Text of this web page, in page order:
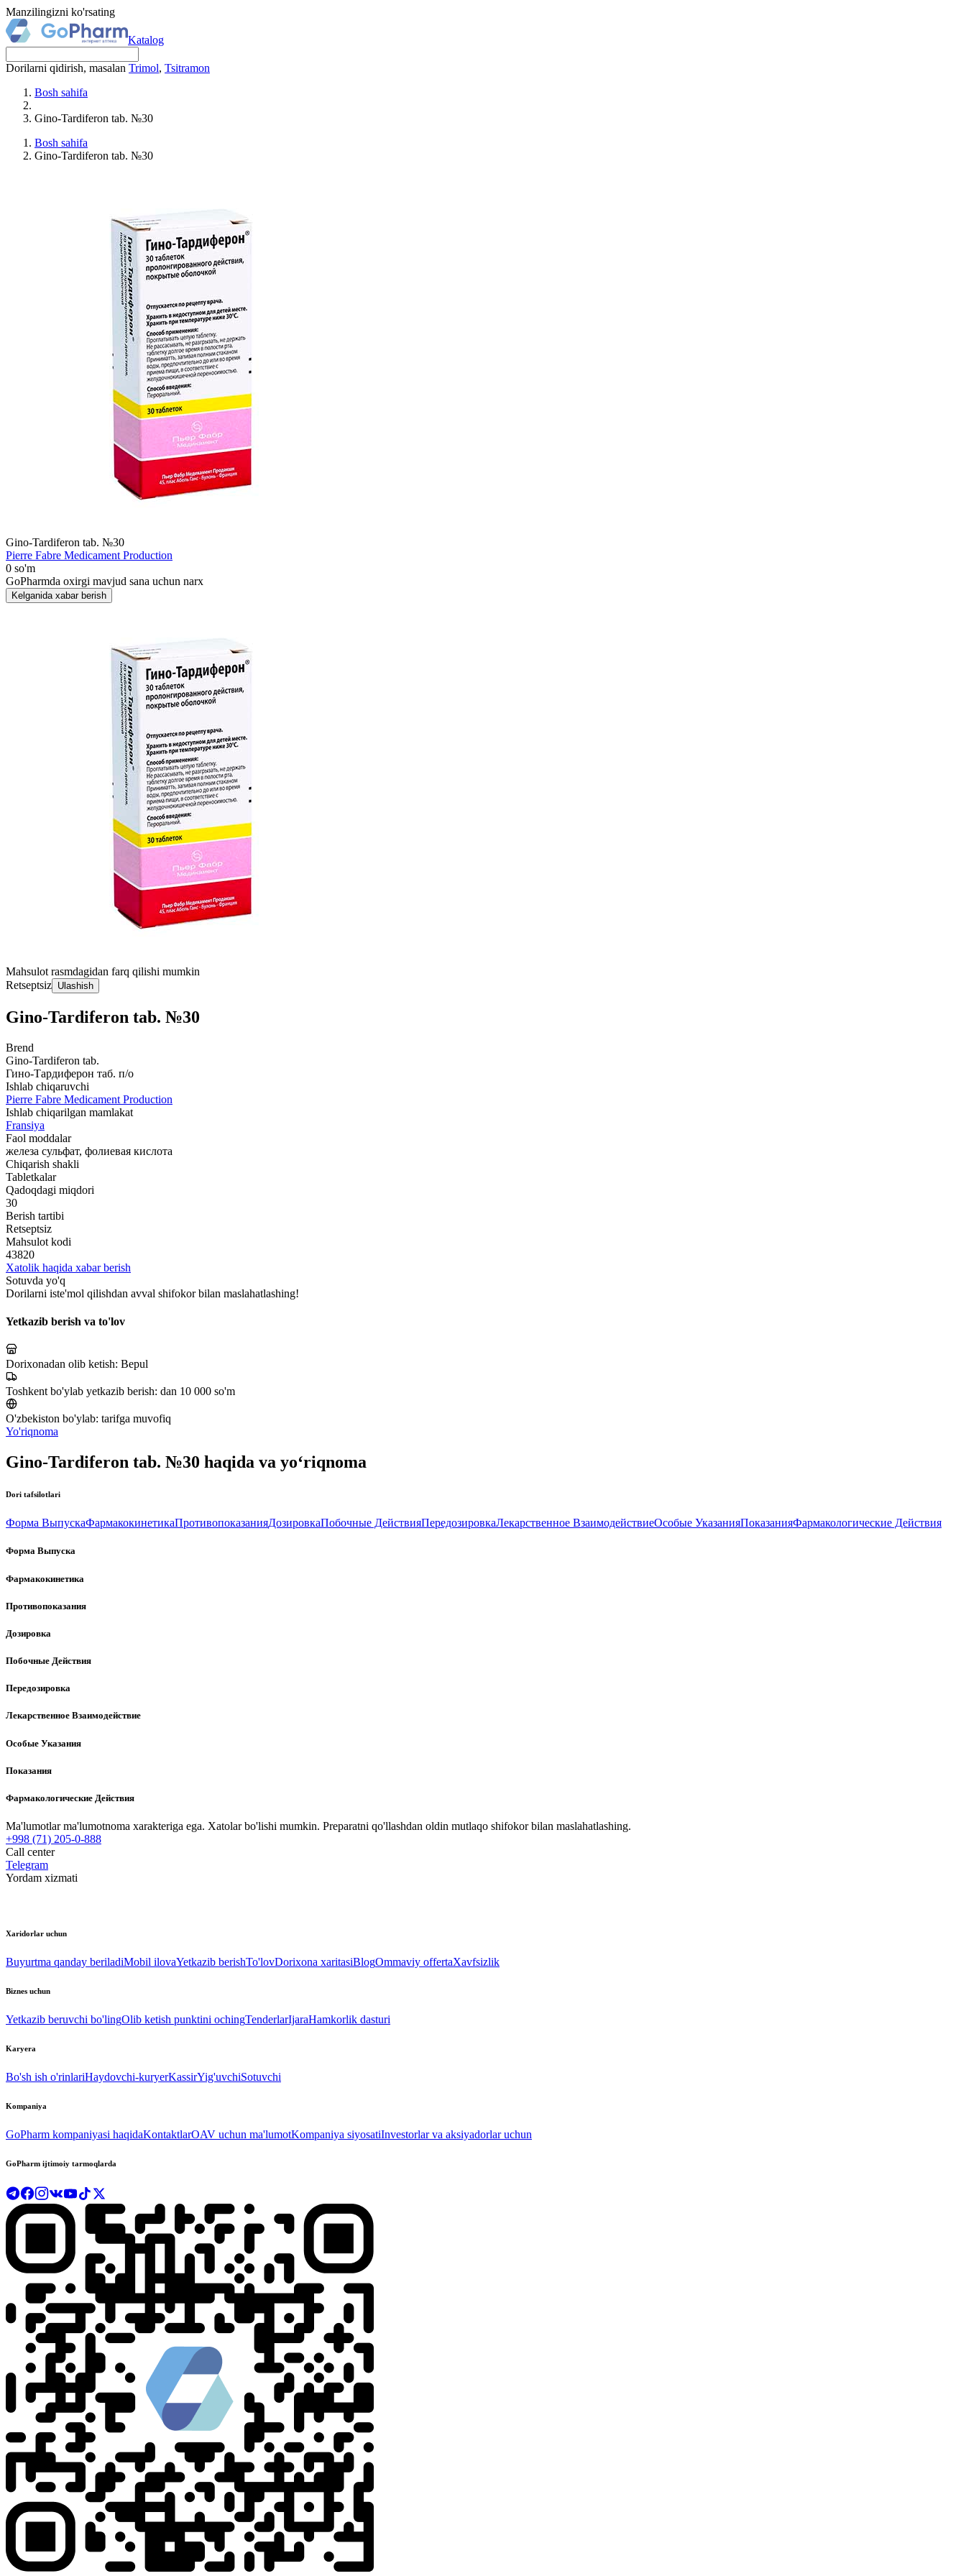
Manzilingizni ko'rsating
Katalog
Dorilarni qidirish, masalan Trimol, Tsitramon
Bosh sahifa
Gino-Tardiferon tab. №30
Bosh sahifa
Gino-Tardiferon tab. №30
Gino-Tardiferon tab. №30
Pierre Fabre Medicament Production
0 so'm
GoPharmda oxirgi mavjud sana uchun narx
Kelganida xabar berish
Mahsulot rasmdagidan farq qilishi mumkin
Retseptsiz Ulashish
Gino-Tardiferon tab. №30
Brend
Gino-Tardiferon tab.
Гино-Тардиферон таб. п/о
Ishlab chiqaruvchi
Pierre Fabre Medicament Production
Ishlab chiqarilgan mamlakat
Fransiya
Faol moddalar
железа сульфат, фолиевая кислота
Chiqarish shakli
Tabletkalar
Qadoqdagi miqdori
30
Berish tartibi
Retseptsiz
Mahsulot kodi
43820
Xatolik haqida xabar berish
Sotuvda yo'q
Dorilarni iste'mol qilishdan avval shifokor bilan maslahatlashing!
Yetkazib berish va to'lov
Dorixonadan olib ketish: Bepul
Toshkent bo'ylab yetkazib berish: dan 10 000 so'm
O'zbekiston bo'ylab: tarifga muvofiq
Yo'riqnoma
Gino-Tardiferon tab. №30 haqida va yo‘riqnoma
Dori tafsilotlari
Форма ВыпускаФармакокинетикаПротивопоказанияДозировкаПобочные ДействияПередозировкаЛекарственное ВзаимодействиеОсобые УказанияПоказанияФармакологические Действия
Форма Выпуска
Фармакокинетика
Противопоказания
Дозировка
Побочные Действия
Передозировка
Лекарственное Взаимодействие
Особые Указания
Показания
Фармакологические Действия
Ma'lumotlar ma'lumotnoma xarakteriga ega. Xatolar bo'lishi mumkin. Preparatni qo'llashdan oldin mutlaqo shifokor bilan maslahatlashing.
+998 (71) 205-0-888
Call center
Telegram
Yordam xizmati
Xaridorlar uchun
Buyurtma qanday beriladiMobil ilovaYetkazib berishTo'lovDorixona xaritasiBlogOmmaviy offertaXavfsizlik
Biznes uchun
Yetkazib beruvchi bo'lingOlib ketish punktini ochingTenderlarIjaraHamkorlik dasturi
Karyera
Bo'sh ish o'rinlariHaydovchi-kuryerKassirYig'uvchiSotuvchi
Kompaniya
GoPharm kompaniyasi haqidaKontaktlarOAV uchun ma'lumotKompaniya siyosatiInvestorlar va aksiyadorlar uchun
GoPharm ijtimoiy tarmoqlarda